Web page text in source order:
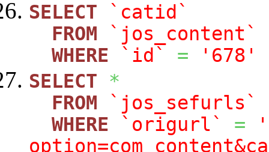
SELECT
`catid`
FROM
`jos_content`
WHERE
`id` =
'678'
SELECT
*
FROM
`jos_sefurls`
WHERE
`origurl` =